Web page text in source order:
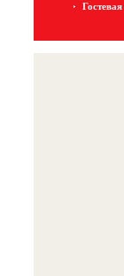
Гостевая